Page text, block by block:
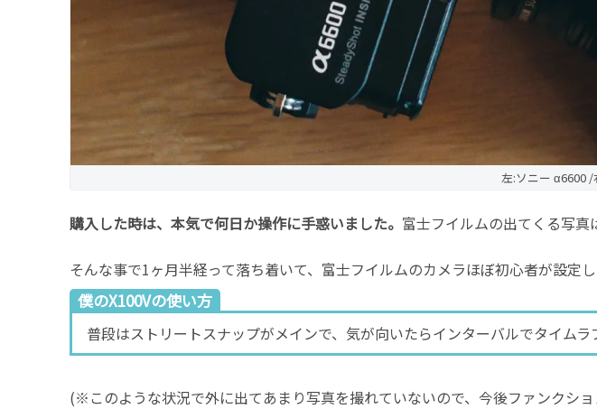
左:ソニー α6600 /
購入した時は、本気で何日か操作に手惑いました。 富士フイルムの出てくる写真
そんな事で1ヶ月半経って落ち着いて、富士フイルムのカメラほぼ初心者が設定し
僕のX100Vの使い方
普段はストリートスナップがメインで、気が向いたらインターバルでタイムラ
(※このような状況で外に出てあまり写真を撮れていないので、今後ファンクシ